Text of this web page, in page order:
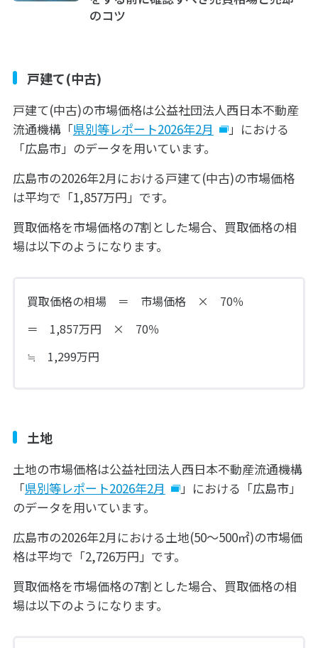
のコツ
戸建て(中古)
戸建て(中古)の市場価格は公益社団法人西日本不動産
流通機構「県別等レポート2026年2月
」における
「広島市」のデータを用いています。
広島市の2026年2月における戸建て(中古)の市場価格
は平均で「1,857万円」です。
買取価格を市場価格の7割とした場合、買取価格の相
場は以下のようになります。
買取価格の相場 ＝ 市場価格 × 70％
＝ 1,857万円 × 70％
≒ 1,299万円
土地
土地の市場価格は公益社団法人西日本不動産流通機構
「県別等レポート2026年2月
」における「広島市」
のデータを用いています。
広島市の2026年2月における土地(50～500㎡)の市場価
格は平均で「2,726万円」です。
買取価格を市場価格の7割とした場合、買取価格の相
場は以下のようになります。